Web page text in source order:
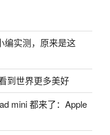
编实测，原来是这
到世界更多美好
mini 都来了：Apple